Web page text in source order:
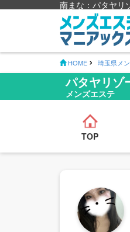
南まな：パタヤリ
HOME 埼玉県メ
パタヤリゾ
メンズエステ
TOP